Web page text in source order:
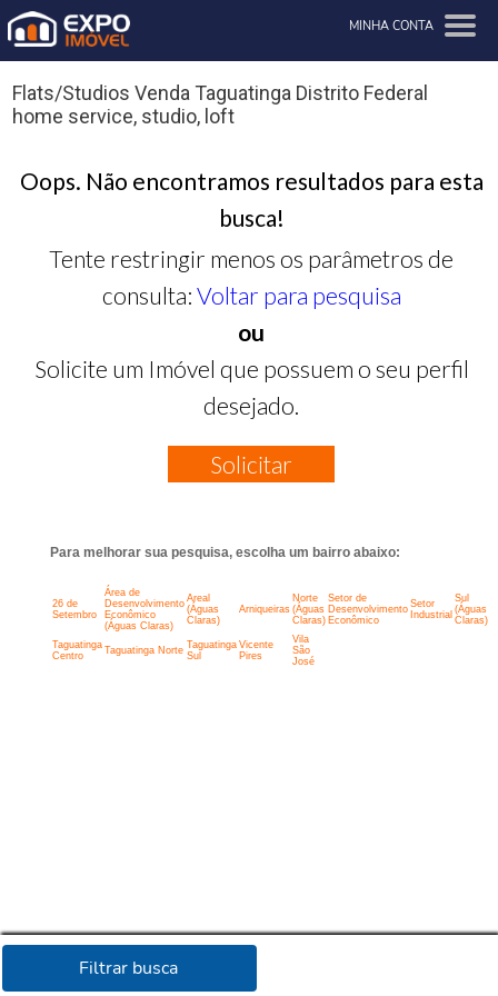
MINHA CONTA
Filtrar busca
Flats/Studios Venda Taguatinga Distrito Federal
home service, studio, loft
Oops. Não encontramos resultados para esta
busca!
Tente restringir menos os parâmetros de
consulta: Voltar para pesquisa
ou
Solicite um Imóvel que possuem o seu perfil
desejado.
Solicitar
Para melhorar sua pesquisa, escolha um bairro abaixo:
26 de
Setembro
Área de
Desenvolvimento
Econômico
(Águas Claras)
Areal
(Águas
Claras)
Arniqueiras
Norte
(Águas
Claras)
Setor de
Desenvolvimento
Econômico
Setor
Industrial
Sul
(Águas
Claras)
Taguatinga
Centro
Taguatinga Norte Taguatinga
Sul
Vicente
Pires
Vila
São
José